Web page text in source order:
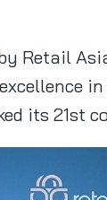
Retail
its 21st